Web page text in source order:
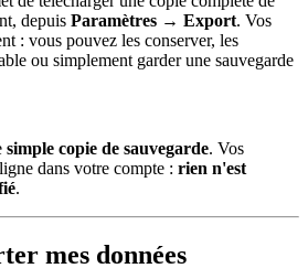
depuis Paramètres → Export. Vos
: vous pouvez les conserver, les
ou simplement garder une sauvegarde
simple copie de sauvegarde. Vos
dans votre compte : rien n'est
.
mes données